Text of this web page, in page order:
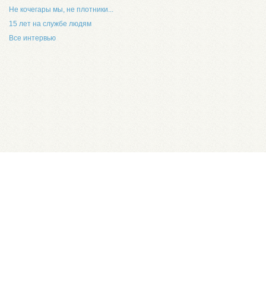
Не кочегары мы, не плотники...
15 лет на службе людям
Все интервью